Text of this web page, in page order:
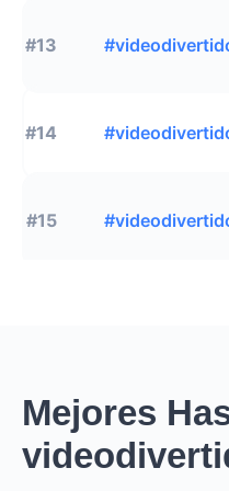
#13
#14
#15
Mejores